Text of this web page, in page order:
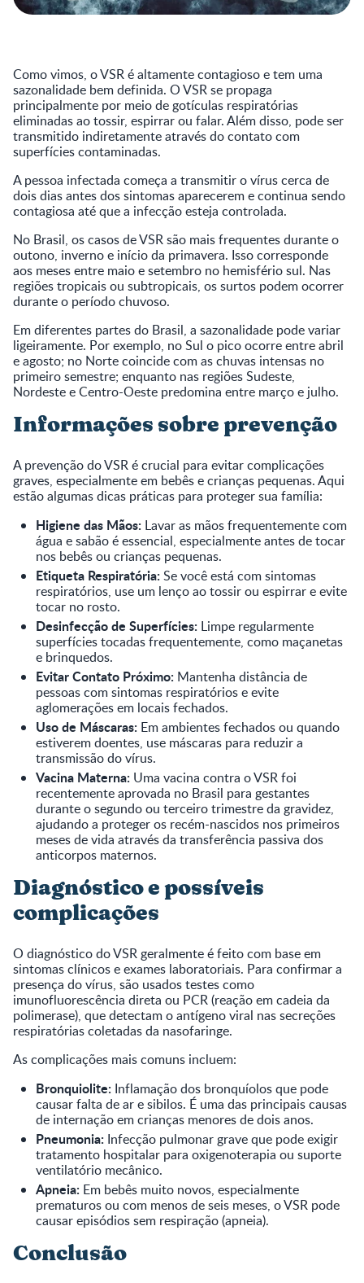
Como vimos, o VSR é altamente contagioso e tem uma
sazonalidade bem definida. O VSR se propaga
principalmente por meio de gotículas respiratórias
eliminadas ao tossir, espirrar ou falar. Além disso, pode ser
transmitido indiretamente através do contato com
superfícies contaminadas.
A pessoa infectada começa a transmitir o vírus cerca de
dois dias antes dos sintomas aparecerem e continua sendo
contagiosa até que a infecção esteja controlada.
No Brasil, os casos de VSR são mais frequentes durante o
outono, inverno e início da primavera. Isso corresponde
aos meses entre maio e setembro no hemisfério sul. Nas
regiões tropicais ou subtropicais, os surtos podem ocorrer
durante o período chuvoso.
Em diferentes partes do Brasil, a sazonalidade pode variar
ligeiramente. Por exemplo, no Sul o pico ocorre entre abril
e agosto; no Norte coincide com as chuvas intensas no
primeiro semestre; enquanto nas regiões Sudeste,
Nordeste e Centro-Oeste predomina entre março e julho.
Informações sobre prevenção
A prevenção do VSR é crucial para evitar complicações
graves, especialmente em bebês e crianças pequenas. Aqui
estão algumas dicas práticas para proteger sua família:
Higiene das Mãos: Lavar as mãos frequentemente com
água e sabão é essencial, especialmente antes de tocar
nos bebês ou crianças pequenas.
Etiqueta Respiratória:Se você está com sintomas
respiratórios, use um lenço ao tossir ou espirrar e evite
tocar no rosto.
Desinfecção de Superfícies: Limpe regularmente
superfícies tocadas frequentemente, como maçanetas
e brinquedos.
Evitar Contato Próximo: Mantenha distância de
pessoas com sintomas respiratórios e evite
aglomerações em locais fechados.
Uso de Máscaras: Em ambientes fechados ou quando
estiverem doentes, use máscaras para reduzir a
transmissão do vírus.
Vacina Materna: Uma vacina contra o VSR foi
recentemente aprovada no Brasil para gestantes
durante o segundo ou terceiro trimestre da gravidez,
ajudando a proteger os recém-nascidos nos primeiros
meses de vida através da transferência passiva dos
anticorpos maternos.
Diagnóstico e possíveis
complicações
O diagnóstico do VSR geralmente é feito com base em
sintomas clínicos e exames laboratoriais. Para confirmar a
presença do vírus, são usados testes como
imunofluorescência direta ou PCR (reação em cadeia da
polimerase), que detectam o antígeno viral nas secreções
respiratórias coletadas da nasofaringe.
As complicações mais comuns incluem:
Bronquiolite: Inflamação dos bronquíolos que pode
causar falta de ar e sibilos. É uma das principais causas
de internação em crianças menores de dois anos.
Pneumonia: Infecção pulmonar grave que pode exigir
tratamento hospitalar para oxigenoterapia ou suporte
ventilatório mecânico.
Apneia: Em bebês muito novos, especialmente
prematuros ou com menos de seis meses, o VSR pode
causar episódios sem respiração (apneia).
Conclusão